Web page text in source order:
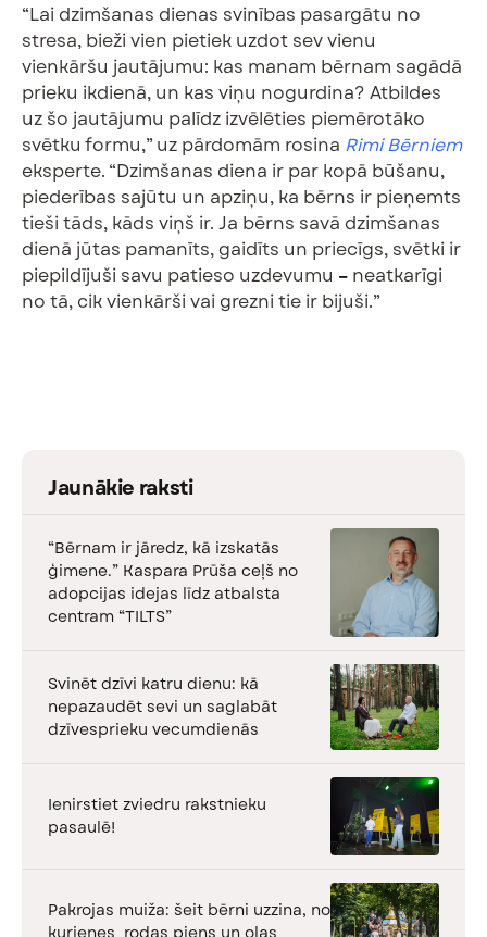
“Lai dzimšanas dienas svinības pasargātu no
stresa, bieži vien pietiek uzdot sev vienu
vienkāršu jautājumu: kas manam bērnam sagādā
prieku ikdienā, un kas viņu nogurdina? Atbildes
uz šo jautājumu palīdz izvēlēties piemērotāko
svētku formu,” uz pārdomām rosina Rimi Bērniem
eksperte. “Dzimšanas diena ir par kopā būšanu,
piederības sajūtu un apziņu, ka bērns ir pieņemts
tieši tāds, kāds viņš ir. Ja bērns savā dzimšanas
dienā jūtas pamanīts, gaidīts un priecīgs, svētki ir
piepildījuši savu patieso uzdevumu – neatkarīgi
no tā, cik vienkārši vai grezni tie ir bijuši.”
Jaunākie raksti
“Bērnam ir jāredz, kā izskatās
ģimene.” Kaspara Prūša ceļš no
adopcijas idejas līdz atbalsta
centram “TILTS”
Svinēt dzīvi katru dienu: kā
nepazaudēt sevi un saglabāt
dzīvesprieku vecumdienās
Ienirstiet zviedru rakstnieku
pasaulē!
Pakrojas muiža: šeit bērni uzzina, no
kurienes rodas piens un olas